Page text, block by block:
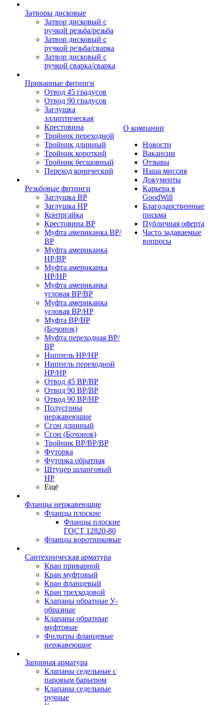
Затворы дисковые
Затвор дисковый с
ручкой резьба/резьба
Затвор дисковый с
ручкой резьба/сварка
Затвор дисковый с
ручкой сварка/сварка
Приварные фитинги
Отвод 45 градусов
Отвод 90 градусов
Заглушка
эллиптическая
Крестовина
Тройник переходной
Тройник длинный
Тройник короткий
Тройник бесшовный
Переход конический
Резьбовые фитинги
Заглушка ВР
Заглушка НР
Контргайка
Крестовина ВР
Муфта американка ВР/
ВР
Муфта американка
НР/ВР
Муфта американка
НР/НР
Муфта американка
угловая ВР/ВР
Муфта американка
угловая ВР/НР
Муфта ВР/ВР
(Бочонок)
Муфта переходная ВР/
ВР
Ниппель НР/НР
Ниппель переходной
НР/НР
Отвод 45 ВР/ВР
Отвод 90 ВР/ВР
Отвод 90 ВР/НР
Полусгоны
нержавеющие
Сгон длинный
Сгон (Бочонок)
Тройник ВР/ВР/ВР
Футорка
Футорка обратная
Штуцер шланговый
НР
Ещё
Фланцы нержавеющие
Фланцы плоские
Фланцы плоские
ГОСТ 12820-80
Фланцы воротниковые
Сантехническая арматура
Кран приварной
Кран муфтовый
Кран фланцевый
Кран трехходовой
Клапаны обратные У-
образные
Клапаны обратные
муфтовые
Фильтры фланцевые
нержавеющие
Запорная арматура
Клапаны седельные с
паровым барьером
Клапаны седельные
ручные
О компании
Новости
Вакансии
Отзывы
Наша миссия
Документы
Карьера в
GoodWill
Благодарственные
письма
Публичная оферта
Часто задаваемые
вопросы